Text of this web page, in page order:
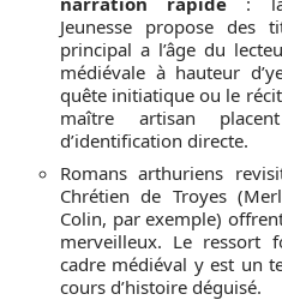
Jeunesse propose des
principal a l’âge du
médiévale à hauteur
quête initiatique ou le
maître artisan
d’identification directe.
Romans arthuriens
Chrétien de Troyes
Colin, par exemple)
merveilleux. Le ressort
cadre médiéval y est un
cours d’histoire déguisé.